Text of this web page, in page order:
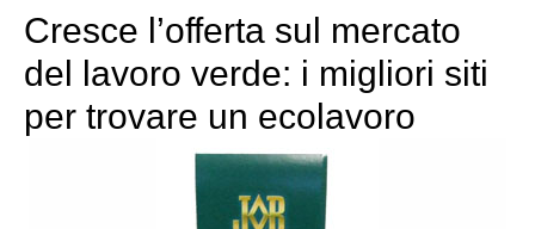
Cresce l’offerta sul mercato
del lavoro verde: i migliori siti
per trovare un ecolavoro